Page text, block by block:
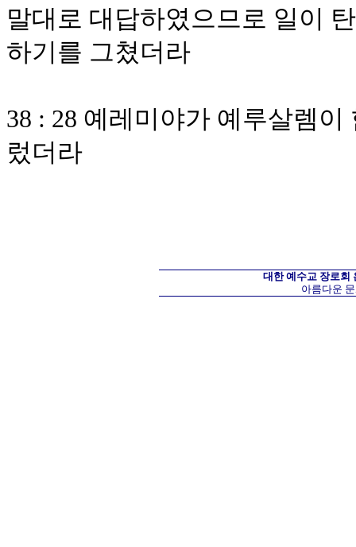
말대로 대답하였으므로 일이
하기를 그쳤더라
38 : 28 예레미야가 예루살렘
렀더라
대한 예수교 장로회
아름다운